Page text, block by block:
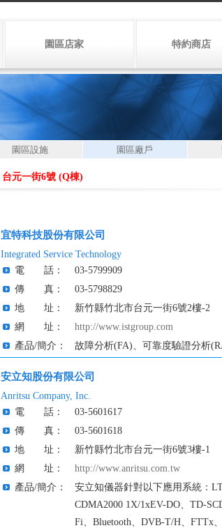
園區店家 特約商店
園區設施 園區廠戶
台元一街6號 (Q棟)
宜特科技股份有限公司
Integrated Service Technology
電 話：
03-5799909
傳 真：
03-5798829
地 址：
新竹縣竹北市台元一街6號2樓-2
網 址：
http://www.istgroup.com
產品/簡介：
故障分析(FA)、可靠度驗證分析
安立知股份有限公司
Anritsu Company, Inc.
電 話：
03-5601617
傳 真：
03-5601618
地 址：
新竹縣竹北市台元一街6號3樓-1
網 址：
http://www.anritsu.com.tw
產品/簡介：
安立知儀器針對以下應用系統：
CDMA2000 1X/1xEV-DO、TD-
Fi、Bluetooth、DVB-T/H、FTTx